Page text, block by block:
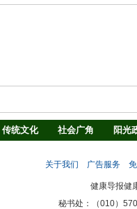
传统文化 社会广角
阳光
关于我们 广告服务
健康导报健
秘书处：（010）